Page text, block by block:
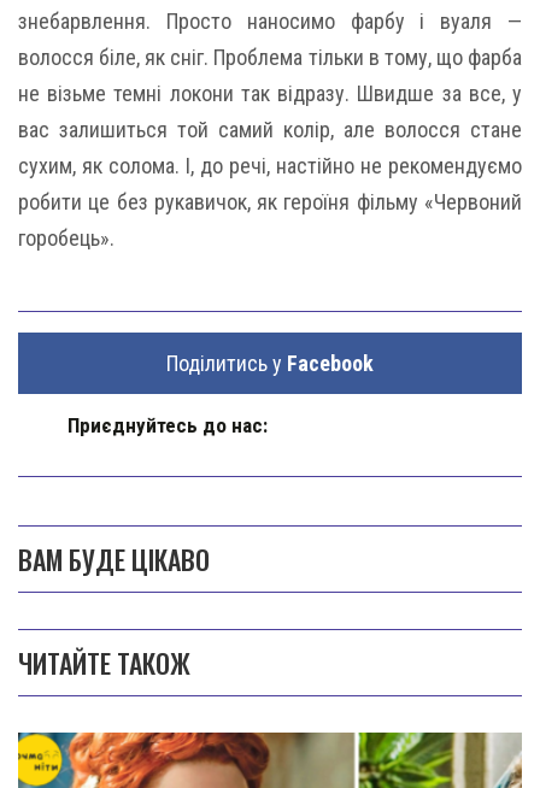
знебарвлення. Просто наносимо фарбу і вуаля —
волосся біле, як сніг. Проблема тільки в тому, що фарба
не візьме темні локони так відразу. Швидше за все, у
вас залишиться той самий колір, але волосся стане
сухим, як солома. І, до речі, настійно не рекомендуємо
робити це без рукавичок, як героїня фільму «Червоний
горобець».
Поділитись у Facebook
Приєднуйтесь до нас:
ВАМ БУДЕ ЦІКАВО
ЧИТАЙТЕ ТАКОЖ